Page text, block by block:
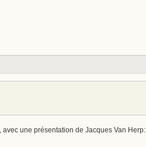
une présentation de Jacques Van Herp: